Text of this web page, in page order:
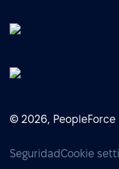
© 2026, PeopleForce
SeguridadCookie